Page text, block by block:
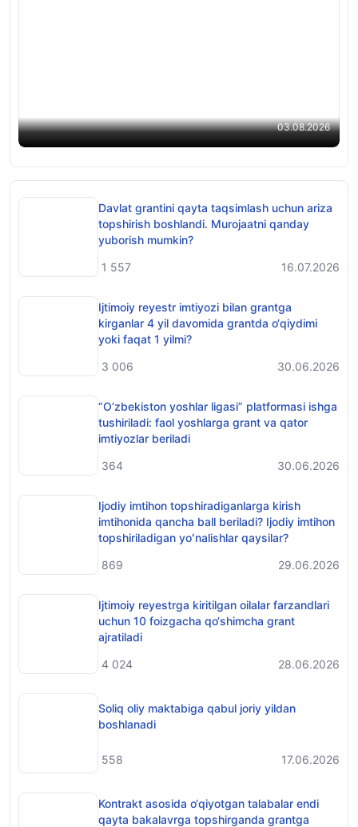
03.08.2026
Davlat grantini qayta taqsimlash uchun ariza
topshirish boshlandi. Murojaatni qanday
yuborish mumkin?
1 557
16.07.2026
Ijtimoiy reyestr imtiyozi bilan grantga
kirganlar 4 yil davomida grantda o‘qiydimi
yoki faqat 1 yilmi?
3 006
30.06.2026
“O‘zbekiston yoshlar ligasi” platformasi ishga
tushiriladi: faol yoshlarga grant va qator
imtiyozlar beriladi
364
30.06.2026
Ijodiy imtihon topshiradiganlarga kirish
imtihonida qancha ball beriladi? Ijodiy imtihon
topshiriladigan yoʻnalishlar qaysilar?
869
29.06.2026
Ijtimoiy reyestrga kiritilgan oilalar farzandlari
uchun 10 foizgacha qo‘shimcha grant
ajratiladi
4 024
28.06.2026
Soliq oliy maktabiga qabul joriy yildan
boshlanadi
558 17.06.2026
Kontrakt asosida o‘qiyotgan talabalar endi
qayta bakalavrga topshirganda grantga